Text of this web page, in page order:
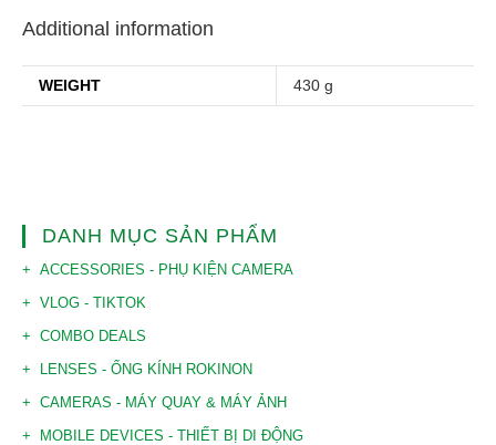
Additional information
WEIGHT 430 g
DANH MỤC SẢN PHẨM
ACCESSORIES - PHỤ KIỆN CAMERA
VLOG - TIKTOK
COMBO DEALS
LENSES - ỐNG KÍNH ROKINON
CAMERAS - MÁY QUAY & MÁY ẢNH
MOBILE DEVICES - THIẾT BỊ DI ĐỘNG